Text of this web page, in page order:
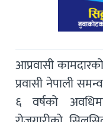
आप्रवासी
प्रवासी नेपाली
६ वर्षको